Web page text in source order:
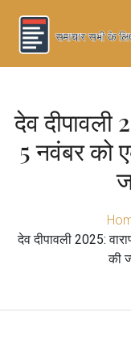
देव दीपावली
5 नवंबर को
देव दीपावली 2025:
की